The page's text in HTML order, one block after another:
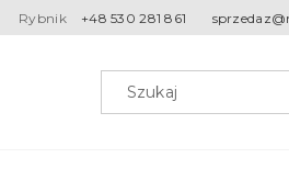
Rybnik +48 530 281 861